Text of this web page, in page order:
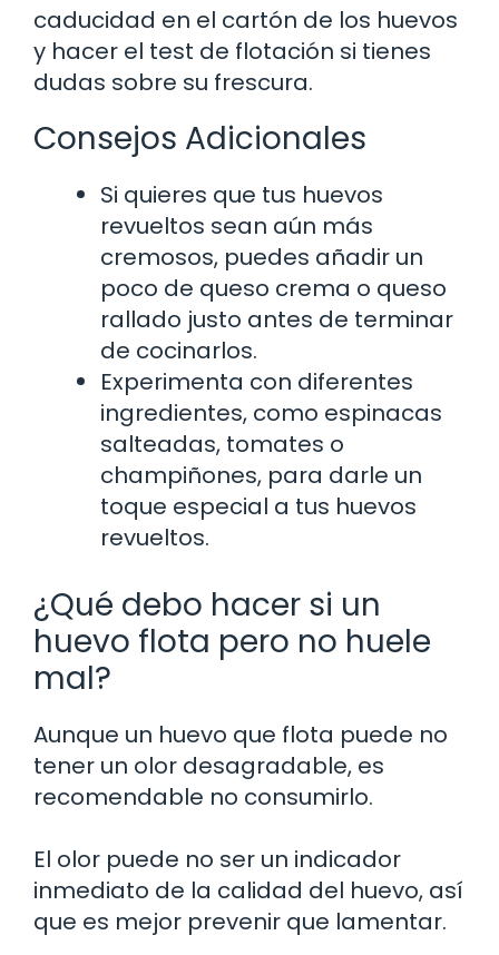
caducidad en el cartón de los huevos
y hacer el test de flotación si tienes
dudas sobre su frescura.
Consejos Adicionales
Si quieres que tus huevos
revueltos sean aún más
cremosos, puedes añadir un
poco de queso crema o queso
rallado justo antes de terminar
de cocinarlos.
Experimenta con diferentes
ingredientes, como espinacas
salteadas, tomates o
champiñones, para darle un
toque especial a tus huevos
revueltos.
¿Qué debo hacer si un
huevo flota pero no huele
mal?
Aunque un huevo que flota puede no
tener un olor desagradable, es
recomendable no consumirlo.
El olor puede no ser un indicador
inmediato de la calidad del huevo, así
que es mejor prevenir que lamentar.